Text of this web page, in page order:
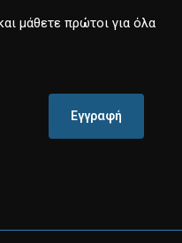
μάθετε πρώτοι για όλα
Εγγραφή